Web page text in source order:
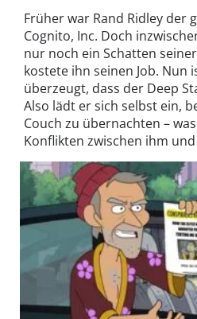
Früher war Rand Ridley der
Cognito, Inc. Doch
nur noch ein Schatten
kostete ihn seinen Job. Nun
überzeugt, dass der Deep
Also lädt er sich selbst ein,
Couch zu übernachten –
Konflikten zwischen ihm